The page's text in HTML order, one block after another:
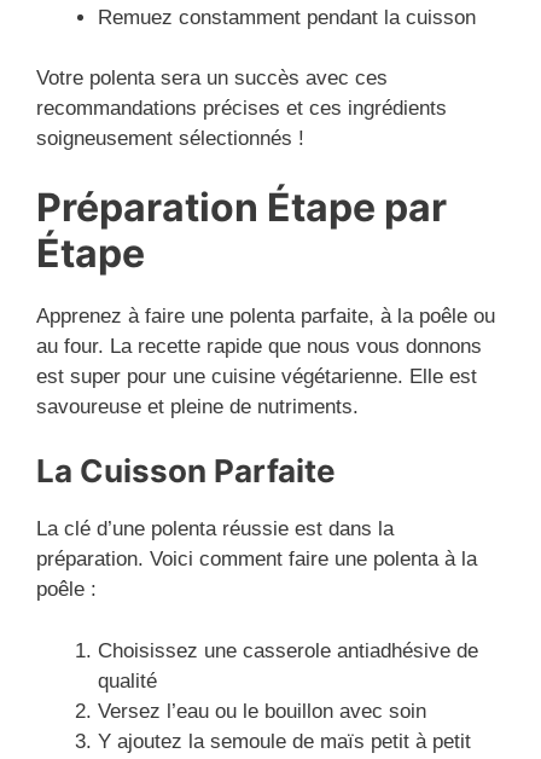
Remuez constamment pendant la cuisson
Votre polenta sera un succès avec ces
recommandations précises et ces ingrédients
soigneusement sélectionnés !
Préparation Étape par
Étape
Apprenez à faire une polenta parfaite, à la poêle ou
au four. La recette rapide que nous vous donnons
est super pour une cuisine végétarienne. Elle est
savoureuse et pleine de nutriments.
La Cuisson Parfaite
La clé d’une polenta réussie est dans la
préparation. Voici comment faire une polenta à la
poêle :
Choisissez une casserole antiadhésive de
qualité
Versez l’eau ou le bouillon avec soin
Y ajoutez la semoule de maïs petit à petit